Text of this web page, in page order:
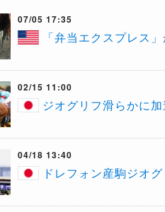
07/05 17:35
「弁当エクスプレス
02/15 11:00
ジオグリフ滑らかに
04/18 13:40
ドレフォン産駒ジオ